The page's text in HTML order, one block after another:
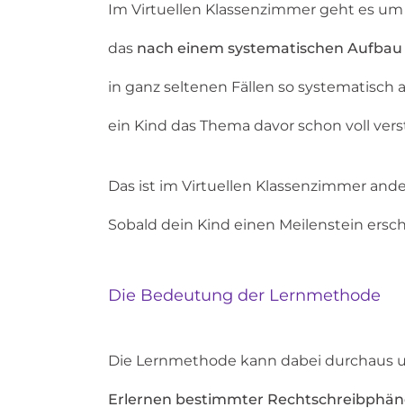
Im Virtuellen Klassenzimmer geht es
das nach einem systematischen
in ganz seltenen Fällen so systematisch
ein Kind das Thema davor schon voll
Das ist im Virtuellen Klassenzimmer
Sobald dein Kind einen Meilenstein
Die Bedeutung der Lernmethode
Die Lernmethode kann dabei durchaus
Erlernen bestimmter